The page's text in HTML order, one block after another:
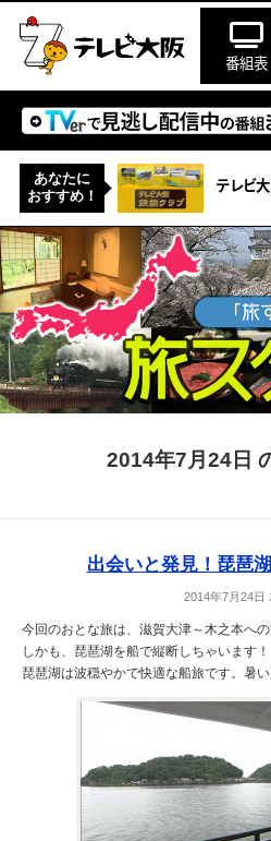
番組表
あなたに
おすすめ！
テレビ
2014年7月24日
出会いと発見！琵琶
2014年7月24日
今回のおとな旅は、滋賀大津～木之本への
しかも、琵琶湖を船で縦断しちゃいます！
琵琶湖は波穏やかで快適な船旅です。暑